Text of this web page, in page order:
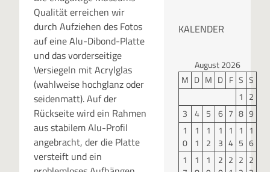
Qualität erreichen wir
durch Aufziehen des Fotos
auf eine Alu-Dibond-Platte
und das vorderseitige
Versiegeln mit Acrylglas
(wahlweise hochglanz oder
seidenmatt). Auf der
Rückseite wird ein Rahmen
aus stabilem Alu-Profil
angebracht, der die Platte
versteift und ein
KALENDER
August 2026
M D M D F S S
1 2
3 4 5 6 7 8 9
1
0
1
1
1
2
1
3
1
4
1
5
1
6
1
1
1
2 2 2 2